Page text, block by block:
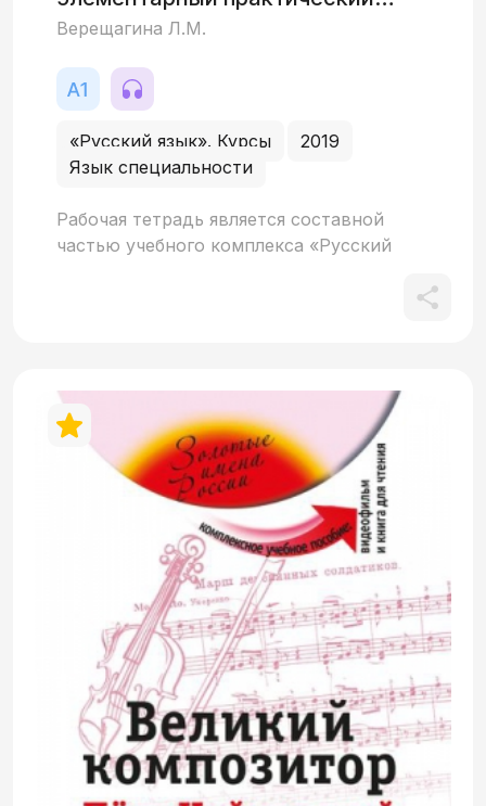
курс русского языка
Верещагина Л.М.
«Русский язык». Курсы
2019
Язык специальности
Рабочая тетрадь является составной
частью учебного комплекса «Русский
заданий по обучению аудированию (с
использованием материалов, записанных
на CD). Все задания содержат ключи.
Предназначается для самостоятельной
внеаудиторной работы.